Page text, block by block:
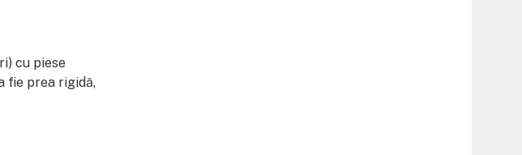
cu piese
fie prea rigidă,